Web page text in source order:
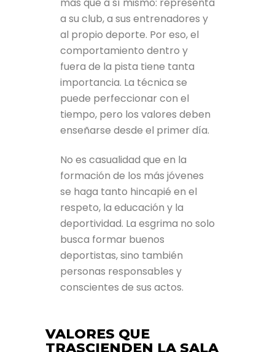
a su club, a sus entrenadores y
al propio deporte. Por eso, el
comportamiento dentro y
fuera de la pista tiene tanta
importancia. La técnica se
puede perfeccionar con el
tiempo, pero los valores deben
enseñarse desde el primer día.
No es casualidad que en la
formación de los más jóvenes
se haga tanto hincapié en el
respeto, la educación y la
deportividad. La esgrima no solo
busca formar buenos
deportistas, sino también
personas responsables y
conscientes de sus actos.
VALORES QUE
TRASCIENDEN LA SALA